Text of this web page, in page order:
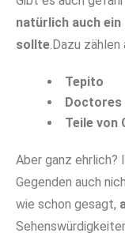
natürlich auch ein
sollte.Dazu zählen
Tepito
Doctores
Teile von
Aber ganz ehrlich?
Gegenden auch
wie schon gesagt,